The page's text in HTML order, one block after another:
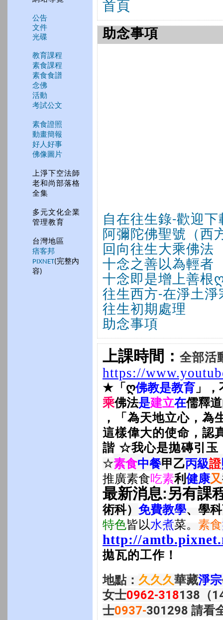
公告
文件
光碟
教育課程
素食課程
素食食譜
念佛
活動
考試公文
素食證照
動畫簡報
好人好事
佛像圖片
上淨下空法師
老和尚部落格
全集
多元文化企業
管理教育
台灣地區
痞客邦
PIXNET(完整內
容)
首頁
助念事項
自在往生錄-歡迎下
阿彌陀佛聖號（西
回向往生大乘佛法
十念之善以為輕者
十念即是增上善根
往生西方-在淨土淨
往生初期處理
助念事項
上課時間： 全部活
https://
★ 「 ღ佛教是教育 」
乘佛法是建立在儒釋
，「為天地立心，為
這樣偉大的使命，認
諧 ☆我心是拋磚引玉
☆素食中餐甲乙丙級證
推廣素食吃素利健康又
最新消息:另有課
術科） 免費教學、學
特色皆以水煮菜。 素食
http://
拋瓦的工作！
地點： 久久久華藏淨宗
女士0962-318138（
士0937-301298 請看